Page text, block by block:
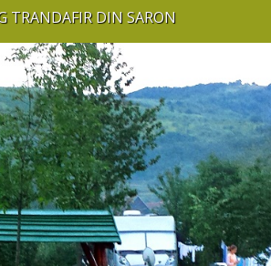
TRANDAFIR DIN SARON